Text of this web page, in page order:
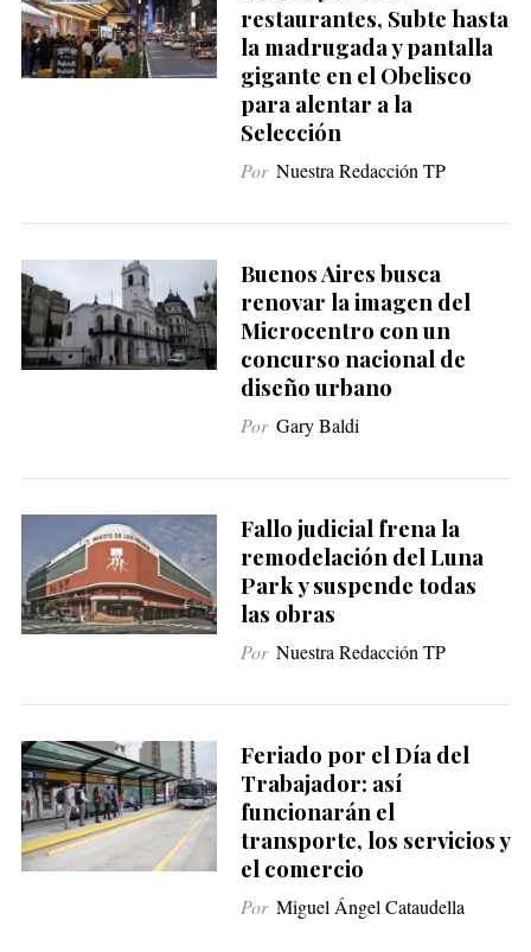
restaurantes, Subte hasta
la madrugada y pantalla
gigante en el Obelisco
para alentar a la
Selección
Por Nuestra Redacción TP
Buenos Aires busca
renovar la imagen del
Microcentro con un
concurso nacional de
diseño urbano
Por Gary Baldi
Fallo judicial frena la
remodelación del Luna
Park y suspende todas
las obras
Por Nuestra Redacción TP
Feriado por el Día del
Trabajador: así
funcionarán el
transporte, los servicios y
el comercio
Por Miguel Ángel Cataudella
c
h
f